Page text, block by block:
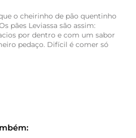
o cheirinho de pão quentinho
pães Leviassa são assim:
por dentro e com um sabor
pedaço. Difícil é comer só